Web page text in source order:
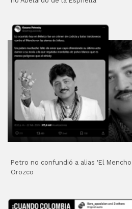
Petro no confundió a alias 'El
Orozco